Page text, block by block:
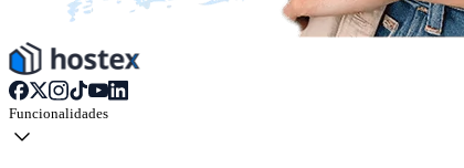
Funcionalidades